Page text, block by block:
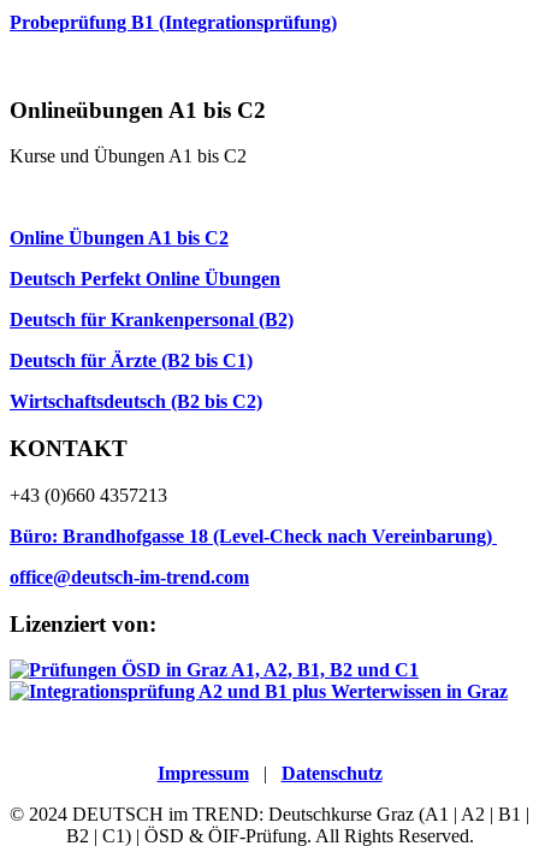
Probeprüfung B1 (Integrationsprüfung)
Onlineübungen A1 bis C2
Kurse und Übungen A1 bis C2
Online Übungen A1 bis C2
Deutsch Perfekt Online Übungen
Deutsch für Krankenpersonal (B2)
Deutsch für Ärzte (B2 bis C1)
Wirtschaftsdeutsch (B2 bis C2)
KONTAKT
+43 (0)660 4357213
Büro: Brandhofgasse 18 (Level-Check nach Vereinbarung)
office@deutsch-im-trend.com
Lizenziert von:
Impressum| Datenschutz
© 2024 DEUTSCH im TREND: Deutschkurse Graz (A1 | A2 | B1 |
B2 | C1) | ÖSD & ÖIF-Prüfung. All Rights Reserved.